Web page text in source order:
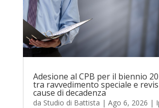
Adesione al CPB per il biennio
tra ravvedimento speciale e
cause di decadenza
da Studio di Battista | Ago 6, 2026 |